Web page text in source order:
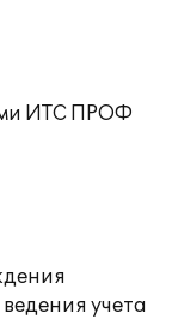
ИТС ПРОФ
учета